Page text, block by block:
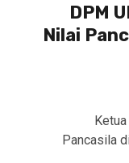
DPM
Nilai
Pancasila